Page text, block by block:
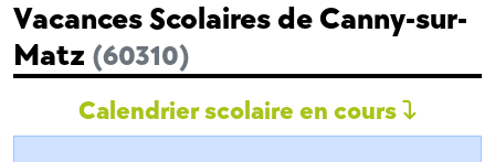
Vacances Scolaires de Canny-sur-
Matz (60310)
Calendrier scolaire en cours